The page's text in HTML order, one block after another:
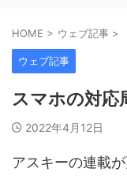
HOME > ウェブ記事 >
ウェブ記事
スマホの対応
2022年4月12日
アスキーの連載が